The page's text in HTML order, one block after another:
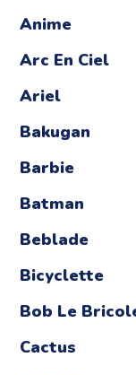
Anime
Arc En Ciel
Ariel
Bakugan
Barbie
Batman
Beblade
Bicyclette
Bob Le
Cactus